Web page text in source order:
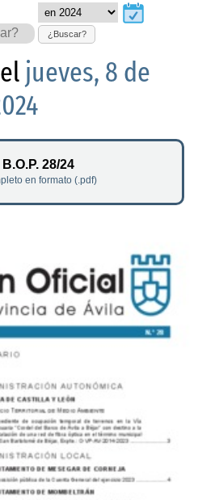
¿Buscar?
jueves, 8 de
B.O.P. 28/24
en formato (.pdf)